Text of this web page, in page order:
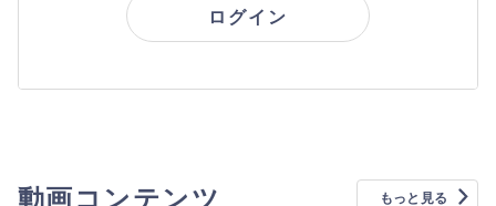
ログイン
動画コンテンツ もっと見る